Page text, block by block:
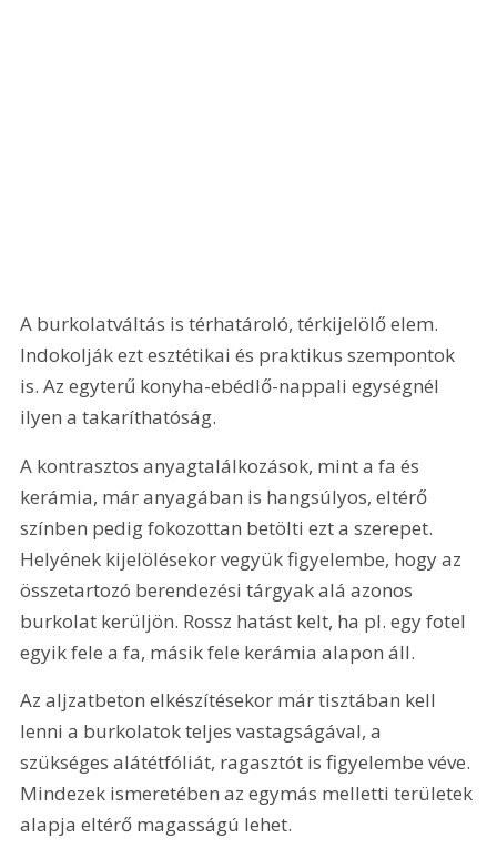
A burkolatváltás is térhatároló, térkijelölő elem.
Indokolják ezt esztétikai és praktikus szempontok
is. Az egyterű konyha-ebédlő-nappali egységnél
ilyen a takaríthatóság.
A kontrasztos anyagtalálkozások, mint a fa és
kerámia, már anyagában is hangsúlyos, eltérő
színben pedig fokozottan betölti ezt a szerepet.
Helyének kijelölésekor vegyük figyelembe, hogy az
összetartozó berendezési tárgyak alá azonos
burkolat kerüljön. Rossz hatást kelt, ha pl. egy fotel
egyik fele a fa, másik fele kerámia alapon áll.
Az aljzatbeton elkészítésekor már tisztában kell
lenni a burkolatok teljes vastagságával, a
szükséges alátétfóliát, ragasztót is figyelembe véve.
Mindezek ismeretében az egymás melletti területek
alapja eltérő magasságú lehet.